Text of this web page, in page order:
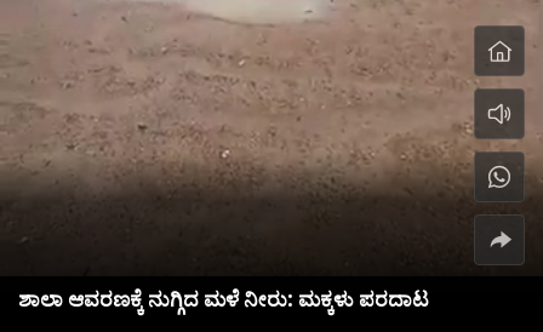
ಶಾಲಾ ಆವರಣಕ್ಕೆ ನುಗ್ಗಿದ ಮಳೆ ನೀರು: ಮಕ್ಕಳು ಪರದಾಟ